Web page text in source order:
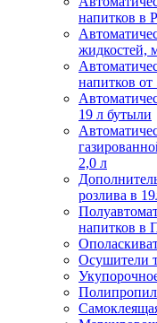
напитков в
жидкостей,
напитков от
19 л бутыли
2,0 л
розлива в
напитков в
Осушители